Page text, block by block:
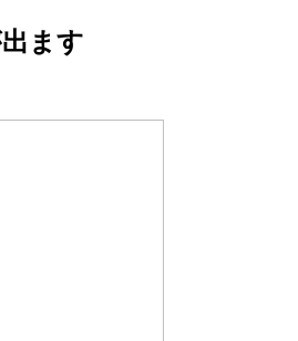
ます